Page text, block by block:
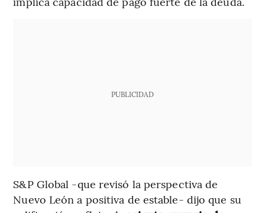
PUBLICIDAD
S&P Global -que revisó la perspectiva de
Nuevo León a positiva de estable- dijo que su